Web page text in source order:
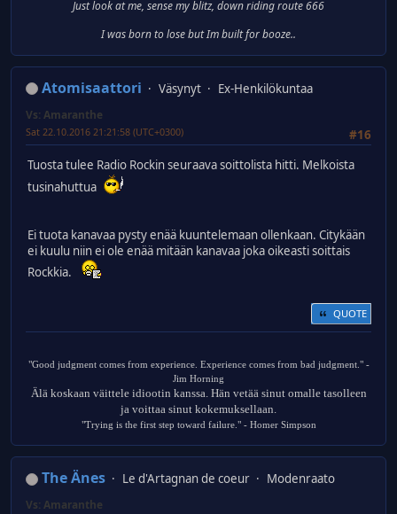
Just look at me, sense my blitz, down riding route 666
I was born to lose but Im built for booze..
Atomisaattori Väsynyt Ex-Henkilökuntaa
Vs: Amaranthe
#16
Sat 22.10.2016 21:21:58 (UTC+0300)
Tuosta tulee Radio Rockin seuraava soittolista hitti. Melkoista
tusinahuttua
Ei tuota kanavaa pysty enää kuuntelemaan ollenkaan. Citykään
ei kuulu niin ei ole enää mitään kanavaa joka oikeasti soittais
Rockkia.
QUOTE
"Good judgment comes from experience. Experience comes from bad judgment." -
Jim Horning
Älä koskaan väittele idiootin kanssa. Hän vetää sinut omalle tasolleen
ja voittaa sinut kokemuksellaan.
"Trying is the first step toward failure." - Homer Simpson
The Änes Le d'Artagnan de coeur Modenraato
Vs: Amaranthe